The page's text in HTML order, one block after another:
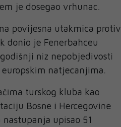
je dosegao vrhunac.
povijesna utakmica protiv
donio je Fenerbahceu
niz nepobjedivosti
natjecanjima.
turskog kluba kao
Bosne i Hercegovine
upisao 51